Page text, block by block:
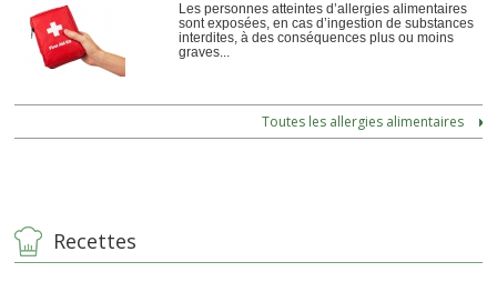
Les personnes atteintes d’allergies alimentaires
sont exposées, en cas d’ingestion de substances
interdites, à des conséquences plus ou moins
graves...
Toutes les allergies alimentaires
Recettes